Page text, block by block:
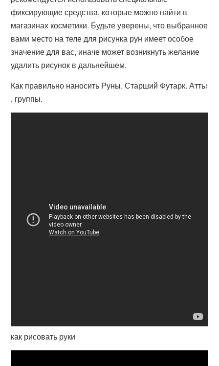
фиксирующие средства, которые можно найти в
магазинах косметики. Будьте уверены, что выбранное
вами место на теле для рисунка рун имеет особое
значение для вас, иначе может возникнуть желание
удалить рисунок в дальнейшем.
Как правильно наносить Руны. Старший Футарк. Атты
, группы.
как рисовать руки